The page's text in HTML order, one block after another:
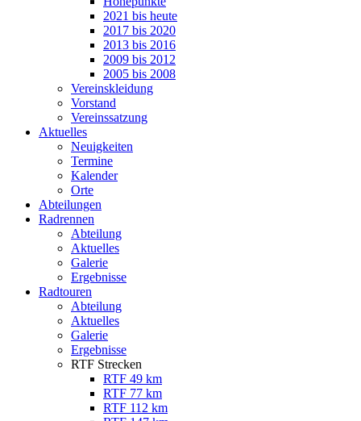
2021 bis heute
2017 bis 2020
2013 bis 2016
2009 bis 2012
2005 bis 2008
Vereinskleidung
Vorstand
Vereinssatzung
Aktuelles
Neuigkeiten
Termine
Kalender
Orte
Abteilungen
Radrennen
Abteilung
Aktuelles
Galerie
Ergebnisse
Radtouren
Abteilung
Aktuelles
Galerie
Ergebnisse
RTF Strecken
RTF 49 km
RTF 77 km
RTF 112 km